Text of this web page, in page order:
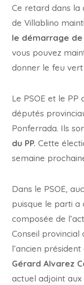
Ce retard dans la
de Villablino
le démarrage
vous pouvez
donner le feu
Le PSOE et le PP
députés
Ponferrada. Ils
du PP. Cette
semaine
Dans le PSOE,
puisque le parti a
composée de
Conseil provincial
l’ancien
Gérard Alvarez
actuel adjoint